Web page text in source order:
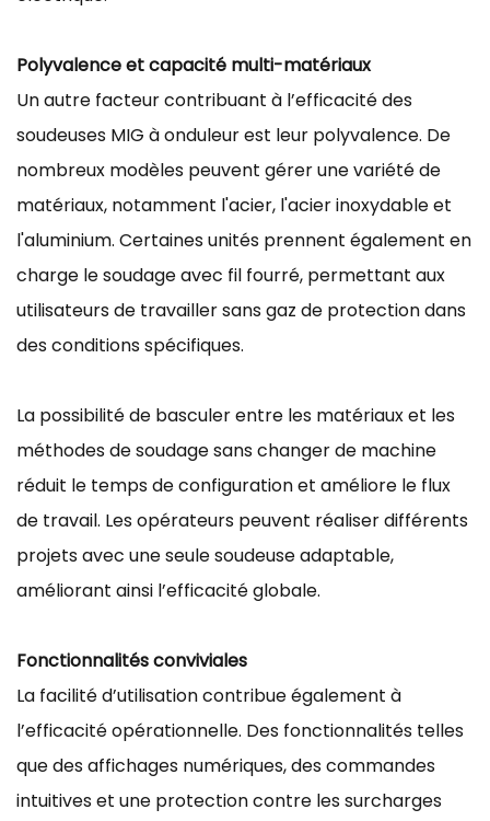
Polyvalence et capacité multi-matériaux
Un autre facteur contribuant à l’efficacité des
soudeuses MIG à onduleur est leur polyvalence. De
nombreux modèles peuvent gérer une variété de
matériaux, notamment l'acier, l'acier inoxydable et
l'aluminium. Certaines unités prennent également en
charge le soudage avec fil fourré, permettant aux
utilisateurs de travailler sans gaz de protection dans
des conditions spécifiques.
La possibilité de basculer entre les matériaux et les
méthodes de soudage sans changer de machine
réduit le temps de configuration et améliore le flux
de travail. Les opérateurs peuvent réaliser différents
projets avec une seule soudeuse adaptable,
améliorant ainsi l’efficacité globale.
Fonctionnalités conviviales
La facilité d’utilisation contribue également à
l’efficacité opérationnelle. Des fonctionnalités telles
que des affichages numériques, des commandes
intuitives et une protection contre les surcharges